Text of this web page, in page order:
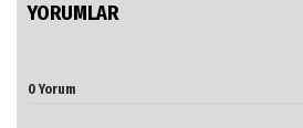
YORUMLAR
0 Yorum